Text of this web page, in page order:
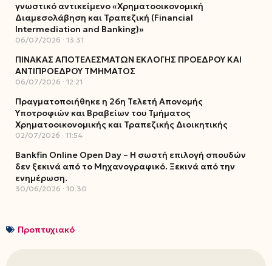
γνωστικό αντικείμενο «Χρηματοοικονομική
Διαμεσολάβηση και Τραπεζική (Financial
Intermediation and Banking)»
06/07/2026 13:31
ΠΙΝΑΚΑΣ ΑΠΟΤΕΛΕΣΜΑΤΩΝ ΕΚΛΟΓΗΣ ΠΡΟΕΔΡΟΥ ΚΑΙ
ΑΝΤΙΠΡΟΕΔΡΟΥ ΤΜΗΜΑΤΟΣ
06/07/2026 12:21
Πραγματοποιήθηκε η 26η Τελετή Απονομής
Υποτροφιών και Βραβείων του Τμήματος
Χρηματοοικονομικής και Τραπεζικής Διοικητικής
02/07/2026 11:54
Bankfin Online Open Day – Η σωστή επιλογή σπουδών
δεν ξεκινά από το Μηχανογραφικό. Ξεκινά από την
ενημέρωση.
30/06/2026 10:30
Προπτυχιακό